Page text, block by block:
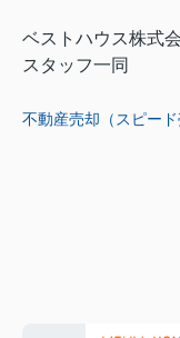
ベストハウス株式
スタッフ一同
不動産売却（スピード